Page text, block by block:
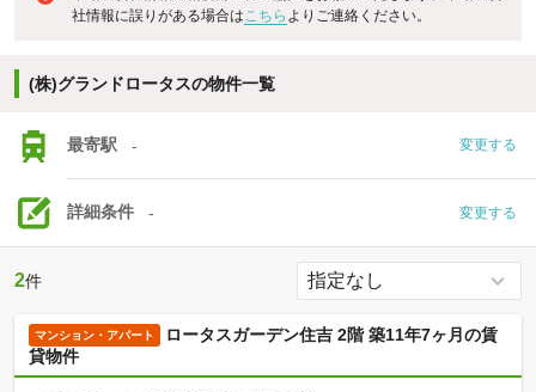
社情報に誤りがある場合はこちら よりご連絡ください。
(株)グランドロータスの物件一覧
最寄駅 - 変更する
詳細条件 - 変更する
2件
マンション・アパート
ロータスガーデン住吉 2階 築11年7ヶ月の賃
貸物件